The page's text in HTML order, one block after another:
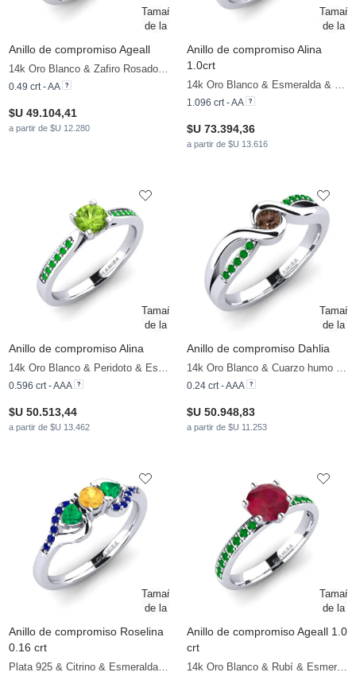
Anillo de compromiso Ageall
14k Oro Blanco & Zafiro Rosado & Esmeralda
0.49 crt - AA
$U 49.104,41
a partir de $U 12.280
Anillo de compromiso Alina
1.0crt
14k Oro Blanco & Esmeralda & Zafiro
1.096 crt - AA
$U 73.394,36
a partir de $U 13.616
Anillo de compromiso Alina
14k Oro Blanco & Peridoto & Esmeralda
0.596 crt - AAA
$U 50.513,44
a partir de $U 13.462
Anillo de compromiso Dahlia
14k Oro Blanco & Cuarzo humo & Esmeralda
0.24 crt - AAA
$U 50.948,83
a partir de $U 11.253
Anillo de compromiso Roselina
0.16 crt
Plata 925 & Citrino & Esmeralda & Zafiro
Anillo de compromiso Ageall 1.0
crt
14k Oro Blanco & Rubí & Esmeralda